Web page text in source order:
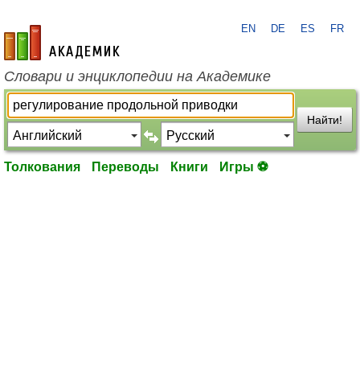
academic.ru
EN DE ES FR
Словари и энциклопедии на Академике
Найти!
Толкования Переводы Книги Игры ⚽